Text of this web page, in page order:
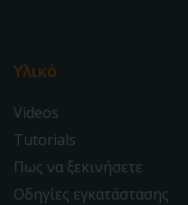
Υλικό
Videos
Tutorials
Πως να ξεκινήσετε
Οδηγίες εγκατάστασης